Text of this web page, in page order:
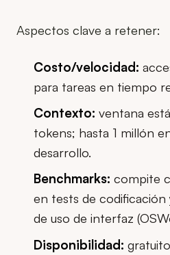
Aspectos clave a retener:
Costo/velocidad:
para tareas en tiempo
Contexto: ventana
tokens; hasta 1 millón
desarrollo.
Benchmarks: compite
en tests de codificación
de uso de interfaz
Disponibilidad: